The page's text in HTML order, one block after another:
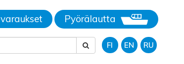
Pyörälautta
FI EN RU